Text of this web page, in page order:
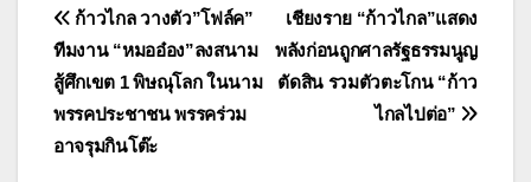
แนะแนว
เรื่อง
เชียงราย “ก้าวไกล”แสดง
พลังก่อนถูกศาลรัฐธรรมนูญ
ตัดสิน รวมตัวตะโกน “ก้าว
ไกลไปต่อ”
ก้าวไกล วางตัว”โฟล์ค”
ทีมงาน “หมออ๋อง”ลงสนาม
สู้ศึกเขต 1 พิษณุโลก ในนาม
พรรคประชาชน พรรคร่วม
อาจรุมกินโต๊ะ